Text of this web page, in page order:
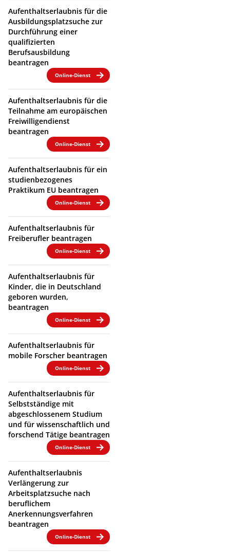
Aufenthaltserlaubnis für die
Ausbildungsplatzsuche zur
Durchführung einer
qualifizierten
Berufsausbildung
beantragen
Online-Dienst
Aufenthaltserlaubnis für die
Teilnahme am europäischen
Freiwilligendienst
beantragen
Online-Dienst
Aufenthaltserlaubnis für ein
studienbezogenes
Praktikum EU beantragen
Online-Dienst
Aufenthaltserlaubnis für
Freiberufler beantragen
Online-Dienst
Aufenthaltserlaubnis für
Kinder, die in Deutschland
geboren wurden,
beantragen
Online-Dienst
Aufenthaltserlaubnis für
mobile Forscher beantragen
Online-Dienst
Aufenthaltserlaubnis für
Selbstständige mit
abgeschlossenem Studium
und für wissenschaftlich und
forschend Tätige beantragen
Online-Dienst
Aufenthaltserlaubnis
Verlängerung zur
Arbeitsplatzsuche nach
beruflichem
Anerkennungsverfahren
beantragen
Online-Dienst